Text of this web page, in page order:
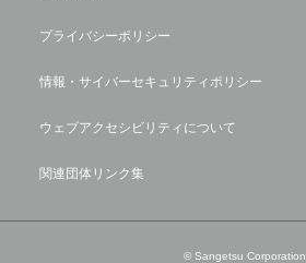
プライバシーポリシー
情報・サイバーセキュリティポリシー
ウェブアクセシビリティについて
関連団体リンク集
© Sangetsu Corporation